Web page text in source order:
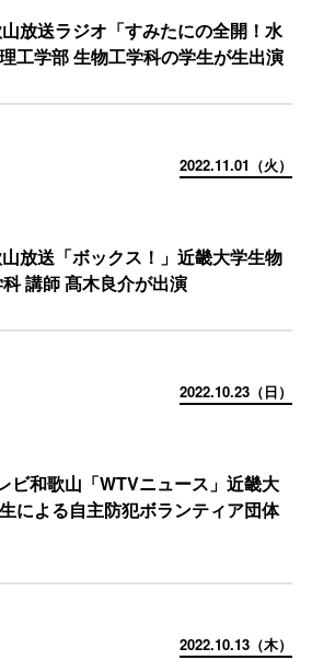
放送ラジオ「すみたにの全開！水
工学部 生物工学科の学生が生出演
2022.11.01（火）
放送「ボックス！」近畿大学生物
講師 髙木良介が出演
2022.10.23（日）
ビ和歌山「WTVニュース」近畿大
による自主防犯ボランティア団体
2022.10.13（木）